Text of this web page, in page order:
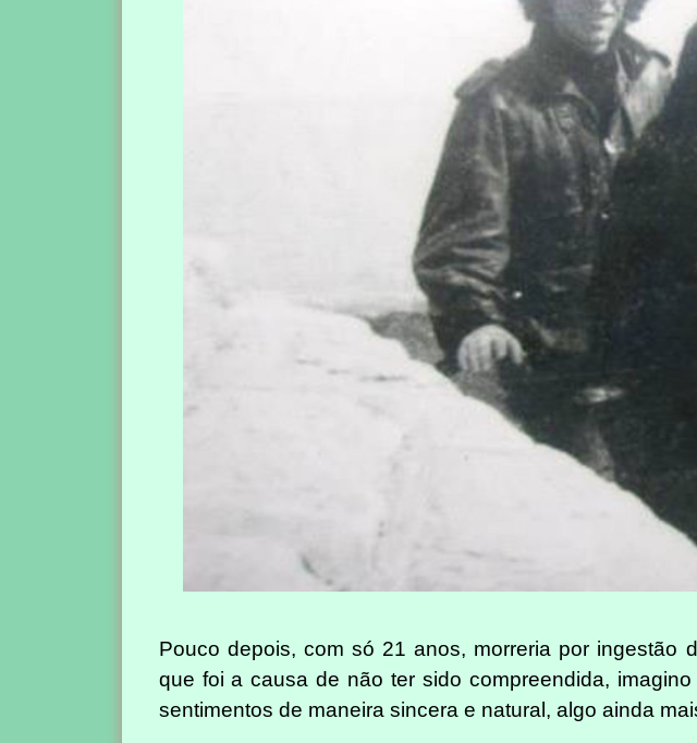
Pouco depois, com só 21 anos, morreria por ingestão
que foi a causa de não ter sido compreendida,
sentimentos de maneira sincera e natural, algo ainda